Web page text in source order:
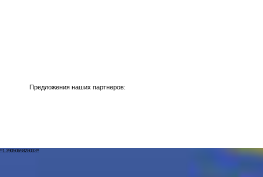
Предложения наших партнеров:
!!1.3905069828033!!